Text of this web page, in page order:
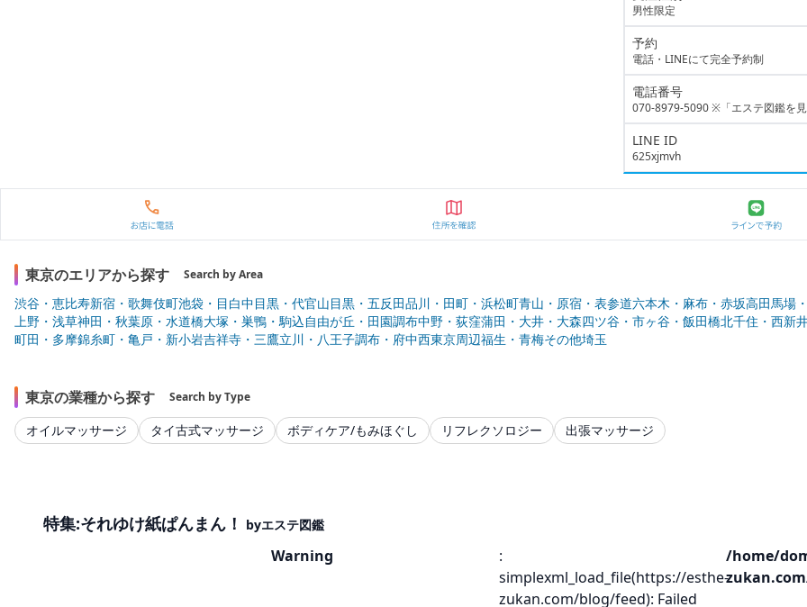
男性限定
予約
電話・LINEにて完全予約制
電話番号
070-8979-5090※「エステ図鑑を
LINE ID
625xjmvh
東京のエリアから探す Search by Area
渋谷・恵比寿新宿・歌舞伎町池袋・目白中目黒・代官山目黒・五反田品川・田町・浜松町青山・原宿・表参道六本木・麻布・赤坂高田馬場
上野・浅草神田・秋葉原・水道橋大塚・巣鴨・駒込自由が丘・田園調布中野・荻窪蒲田・大井・大森四ツ谷・市ヶ谷・飯田橋北千住・西新
町田・多摩錦糸町・亀戸・新小岩吉祥寺・三鷹立川・八王子調布・府中西東京周辺福生・青梅その他埼玉
東京の業種から探す Search by Type
オイルマッサージ タイ古式マッサージ ボディケア/もみほぐし リフレクソロジー 出張マッサージ
特集:それゆけ紙ぱんまん！ byエステ図鑑
Warning
:
simplexml_load_file(https://esthe-
zukan.com/blog/feed): Failed
/home/